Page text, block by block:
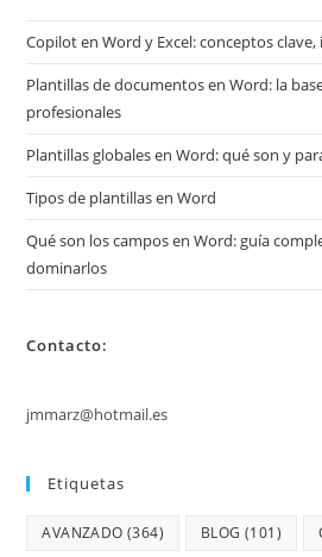
Copilot en Word y Excel: conceptos
Plantillas de documentos en Word: la
profesionales
Plantillas globales en Word: qué son y
Tipos de plantillas en Word
Qué son los campos en Word: guía
dominarlos
Contacto:
jmmarz@hotmail.es
Etiquetas
AVANZADO (364) BLOG (101)